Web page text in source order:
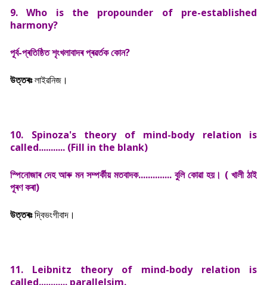
9. Who is the propounder of pre-established
harmony?
পূৰ্ব-প্ৰতিষ্ঠিত শৃংখলাবাদৰ প্ৰৱৰ্তক কোন?
উত্তৰঃলাইৱনিজ।
10. Spinoza's theory of mind-body relation is
called........... (Fill in the blank)
স্পিনোজাৰ দেহ আৰু মন সম্পৰ্কীয় মতবাদক.............. বুলি কোৱা হয়। ( খালী ঠাই
পূৰণ কৰা)
উত্তৰঃদ্বিভংগীবাদ।
11. Leibnitz theory of mind-body relation is
called............ parallelsim.